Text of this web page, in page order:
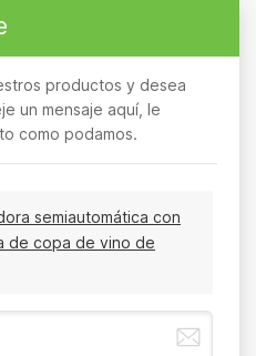
productos y desea
un mensaje aquí, le
como podamos.
semiautomática con
de copa de vino de